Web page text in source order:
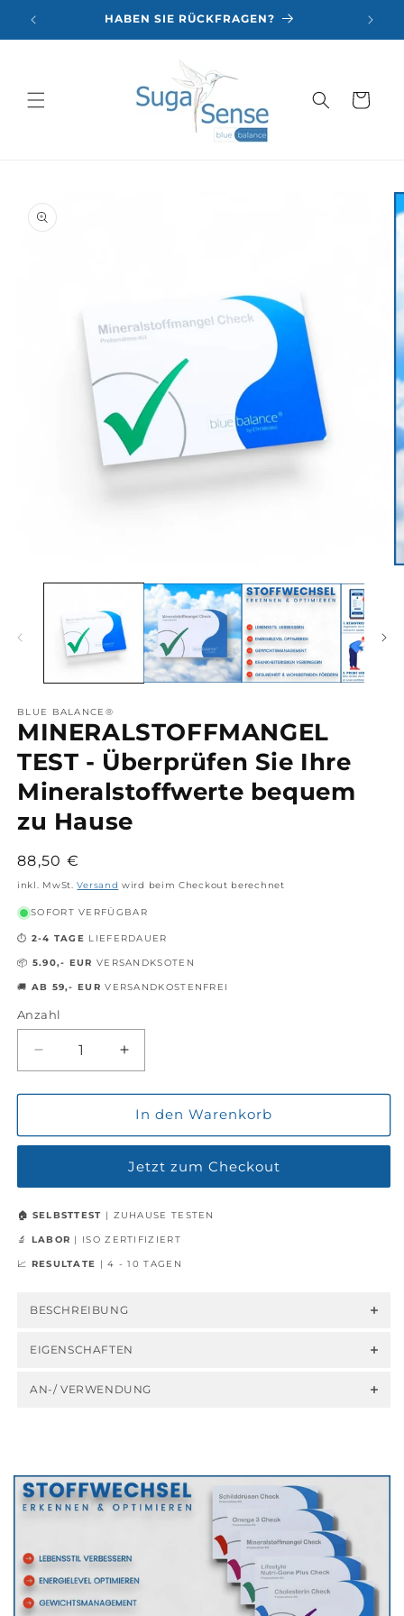
zum
Inhalt
HABEN SIE RÜCKFRAGEN?
Warenkorb
BLUE BALANCE®
MINERALSTOFFMANGEL
TEST - Überprüfen Sie Ihre
Mineralstoffwerte bequem
zu Hause
Normaler
Preis
88,50 €
inkl. MwSt.Versand wird beim Checkout berechnet
SOFORT VERFÜGBAR
⏱️ 2-4 TAGE LIEFERDAUER
📦 5.90,- EUR VERSANDKSOTEN
🚚 AB 59,- EUR VERSANDKOSTENFREI
Anzahl
Verringere
die
Menge
MINERALSTOFFMANGEL
Überprüfen
Sie
Mineralstoffwerte
bequem
Hause
Erhöhe
die
Menge
für
MINERALSTOFFMANGEL
Überprüfen
Sie
Mineralstoffwerte
bequem
Hause
In den Warenkorb
Jetzt zum Checkout
🏠 SELBSTTEST | ZUHAUSE TESTEN
🔬 LABOR | ISO ZERTIFIZIERT
📈 RESULTATE | 4 - 10 TAGEN
BESCHREIBUNG
EIGENSCHAFTEN
AN-/ VERWENDUNG